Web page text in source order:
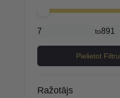
Minimal price
Maximum price
to
Pielietot Filtru
Ražotājs